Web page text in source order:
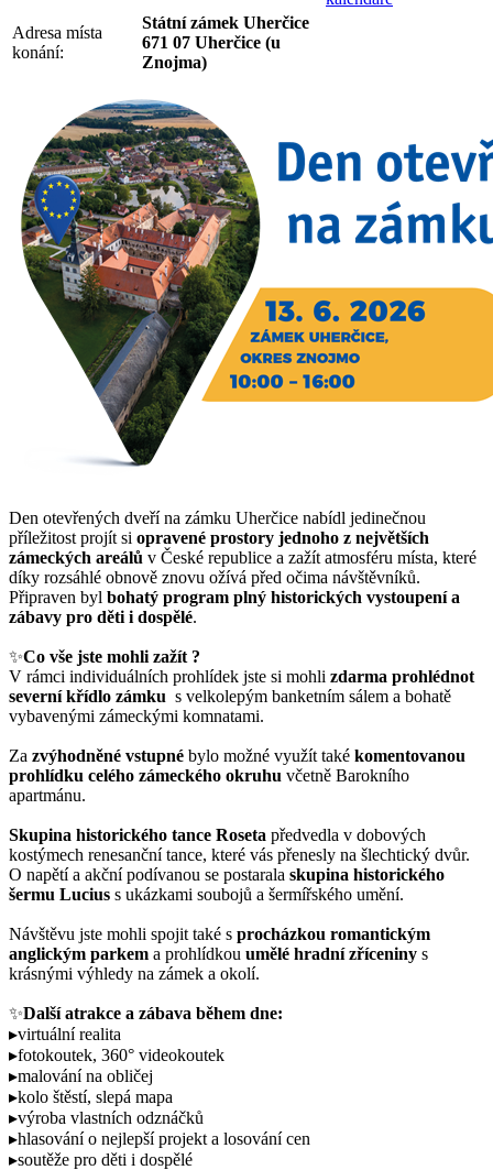
Adresa místa
konání:
Státní zámek Uherčice
671 07 Uherčice (u
Znojma)
Den otevřených dveří na zámku Uherčice nabídl jedinečnou
příležitost projít si opravené prostory jednoho z největších
zámeckých areálů v České republice a zažít atmosféru místa, které
díky rozsáhlé obnově znovu ožívá před očima návštěvníků.
Připraven byl bohatý program plný historických vystoupení a
zábavy pro děti i dospělé.
✨Co vše jste mohli zažít ?
V rámci individuálních prohlídek jste si mohli zdarma prohlédnot
severní křídlo zámku s velkolepým banketním sálem a bohatě
vybavenými zámeckými komnatami.
Za zvýhodněné vstupné bylo možné využít také komentovanou
prohlídku celého zámeckého okruhu včetně Barokního
apartmánu.
Skupina historického tance Roseta předvedla v dobových
kostýmech renesanční tance, které vás přenesly na šlechtický dvůr.
O napětí a akční podívanou se postarala skupina historického
šermu Lucius s ukázkami soubojů a šermířského umění.
Návštěvu jste mohli spojit také s procházkou romantickým
anglickým parkem a prohlídkou umělé hradní zříceniny s
krásnými výhledy na zámek a okolí.
✨Další atrakce a zábava během dne:
▸virtuální realita
▸fotokoutek, 360° videokoutek
▸malování na obličej
▸kolo štěstí, slepá mapa
▸výroba vlastních odznáčků
▸hlasování o nejlepší projekt a losování cen
▸soutěže pro děti i dospělé